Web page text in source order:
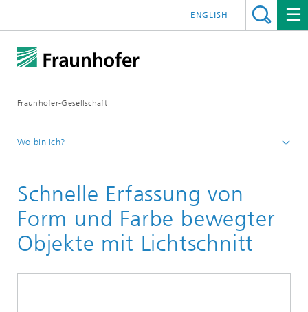
Fraunhofer-Gesellschaft
ENGLISH
Wo bin ich?
Publikationen
Leitfaden-Reihe zu Bildverarbeitung und Messtechnik
Schnelle Erfassung von
Form und Farbe bewegter
Objekte mit Lichtschnitt